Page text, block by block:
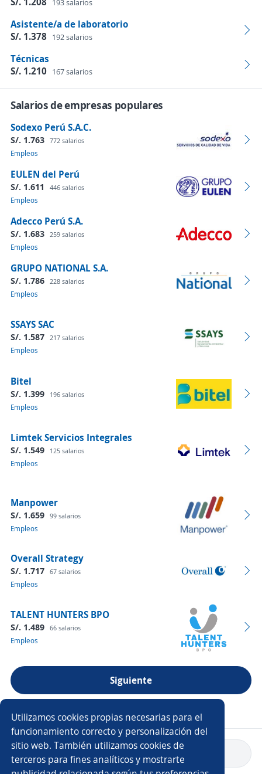
193 salarios
Asistente/a de laboratorio
S/. 1.378
192 salarios
Técnicas
S/. 1.210 167 salarios
Salarios de empresas populares
Sodexo Perú S.A.C.
S/. 1.763 772 salarios
Empleos
EULEN del Perú
S/. 1.611 446 salarios
Empleos
Adecco Perú S.A.
S/. 1.683 259 salarios
Empleos
GRUPO NATIONAL S.A.
S/. 1.786 228 salarios
Empleos
SSAYS SAC
S/. 1.587 217 salarios
Empleos
Bitel
S/. 1.399 196 salarios
Empleos
Limtek Servicios Integrales
S/. 1.549 125 salarios
Empleos
Manpower
S/. 1.659 99 salarios
Empleos
Overall Strategy
S/. 1.717 67 salarios
Empleos
TALENT HUNTERS BPO
S/. 1.489 66 salarios
Empleos
Siguiente
Ver más empresas
Volver a inicio
Utilizamos cookies propias necesarias para el
funcionamiento correcto y personalización del
sitio web. También utilizamos cookies de
terceros para fines analíticos y mostrarte